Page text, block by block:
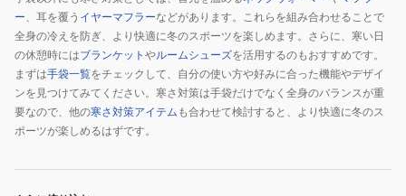
ー、耳を覆う イヤーマフラーなどがあります。これらを組み合わせることで
全身の冷えを防ぎ、より快適に冬のスポーツを楽しめます。さらに、寒い日
の休憩時にはブランケット やルームシューズを活用するのもおすすめです。
まずは手袋一覧をチェックして、自分の使い方や好みに合った機能やデザイ
ンを見つけてみてください。寒さ対策は手袋だけでなく全身のバランスが重
要なので、他の寒さ対策アイテム も合わせて検討すると、より快適に冬のス
ポーツが楽しめるはずです。